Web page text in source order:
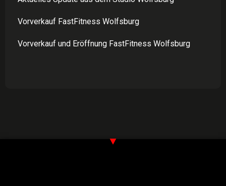
Vorverkauf FastFitness Wolfsburg
Vorverkauf und Eröffnung FastFitness Wolfsburg